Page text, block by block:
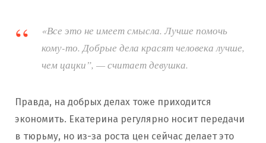
«Все это не имеет смысла. Лучше помочь
кому-то. Добрые дела красят человека лучше,
чем цацки”, — считает девушка.
Правда, на добрых делах тоже приходится
экономить. Екатерина регулярно носит передачи
в тюрьму, но из-за роста цен сейчас делает это